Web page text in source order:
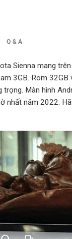
Q & A
Sienna mang
3GB. Rom
Màn hình
nhất năm 2022.